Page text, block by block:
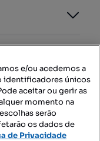
e/ou acedemos a
identificadores únicos
aceitar ou gerir as
momento na
serão
os dados de
de Privacidade